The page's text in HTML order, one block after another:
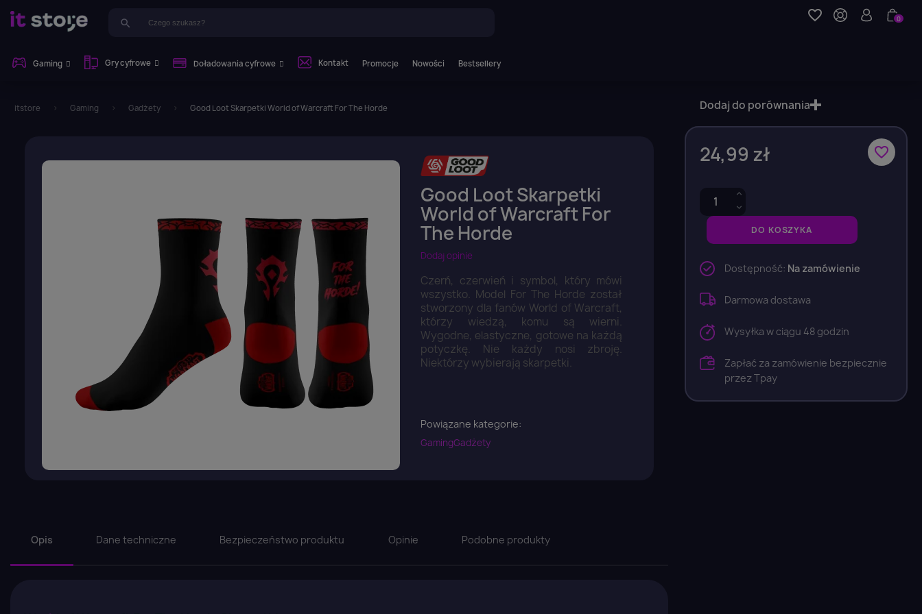
favorite_border
search 0
Gaming Gry cyfrowe Doładowania cyfrowe Kontakt Promocje Nowości Bestsellery
itstore Gaming Gadżety Good Loot Skarpetki World of Warcraft For The Horde
Good Loot Skarpetki
World of Warcraft For
The Horde
Dodaj opinie
Czerń, czerwień i symbol, który mówi
wszystko. Model For The Horde został
stworzony dla fanów World of Warcraft,
którzy wiedzą, komu są wierni.
Wygodne, elastyczne, gotowe na każdą
potyczkę. Nie każdy nosi zbroję.
Niektórzy wybierają skarpetki.
Powiązane kategorie:
GamingGadżety
Opis Dane techniczne Bezpieczeństwo produktu Opinie Podobne produkty
favorite_border
24,99 zł
DO KOSZYKA
Dodaj do porównania
Dostępność: Na zamówienie
Darmowa dostawa
Wysyłka w ciągu 48 godzin
Zapłać za zamówienie bezpiecznie
przez Tpay